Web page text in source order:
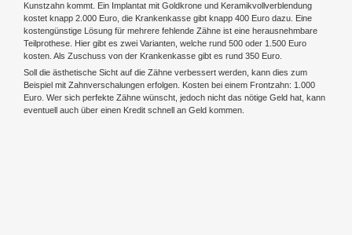
Kunstzahn kommt. Ein Implantat mit Goldkrone und Keramikvollverblendung
kostet knapp 2.000 Euro, die Krankenkasse gibt knapp 400 Euro dazu. Eine
kostengünstige Lösung für mehrere fehlende Zähne ist eine herausnehmbare
Teilprothese. Hier gibt es zwei Varianten, welche rund 500 oder 1.500 Euro
kosten. Als Zuschuss von der Krankenkasse gibt es rund 350 Euro.
Soll die ästhetische Sicht auf die Zähne verbessert werden, kann dies zum
Beispiel mit Zahnverschalungen erfolgen. Kosten bei einem Frontzahn: 1.000
Euro. Wer sich perfekte Zähne wünscht, jedoch nicht das nötige Geld hat, kann
eventuell auch über einen Kredit schnell an Geld kommen.